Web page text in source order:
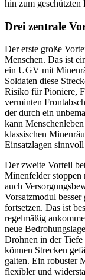
hin zum geschützten
Drei zentrale
Der erste große
Menschen. Das ist
ein UGV mit
Soldaten diese
Risiko für Pioniere,
verminten
der durch ein
kann
klassischen
Einsatzlagen sinnvoll
Der zweite Vorteil
Minenfelder stoppen
auch
Vorsatzmodul besser
fortsetzen. Das ist
regelmäßig
neue
Drohnen in der
können Strecken
galten. Ein robuster
flexibler und